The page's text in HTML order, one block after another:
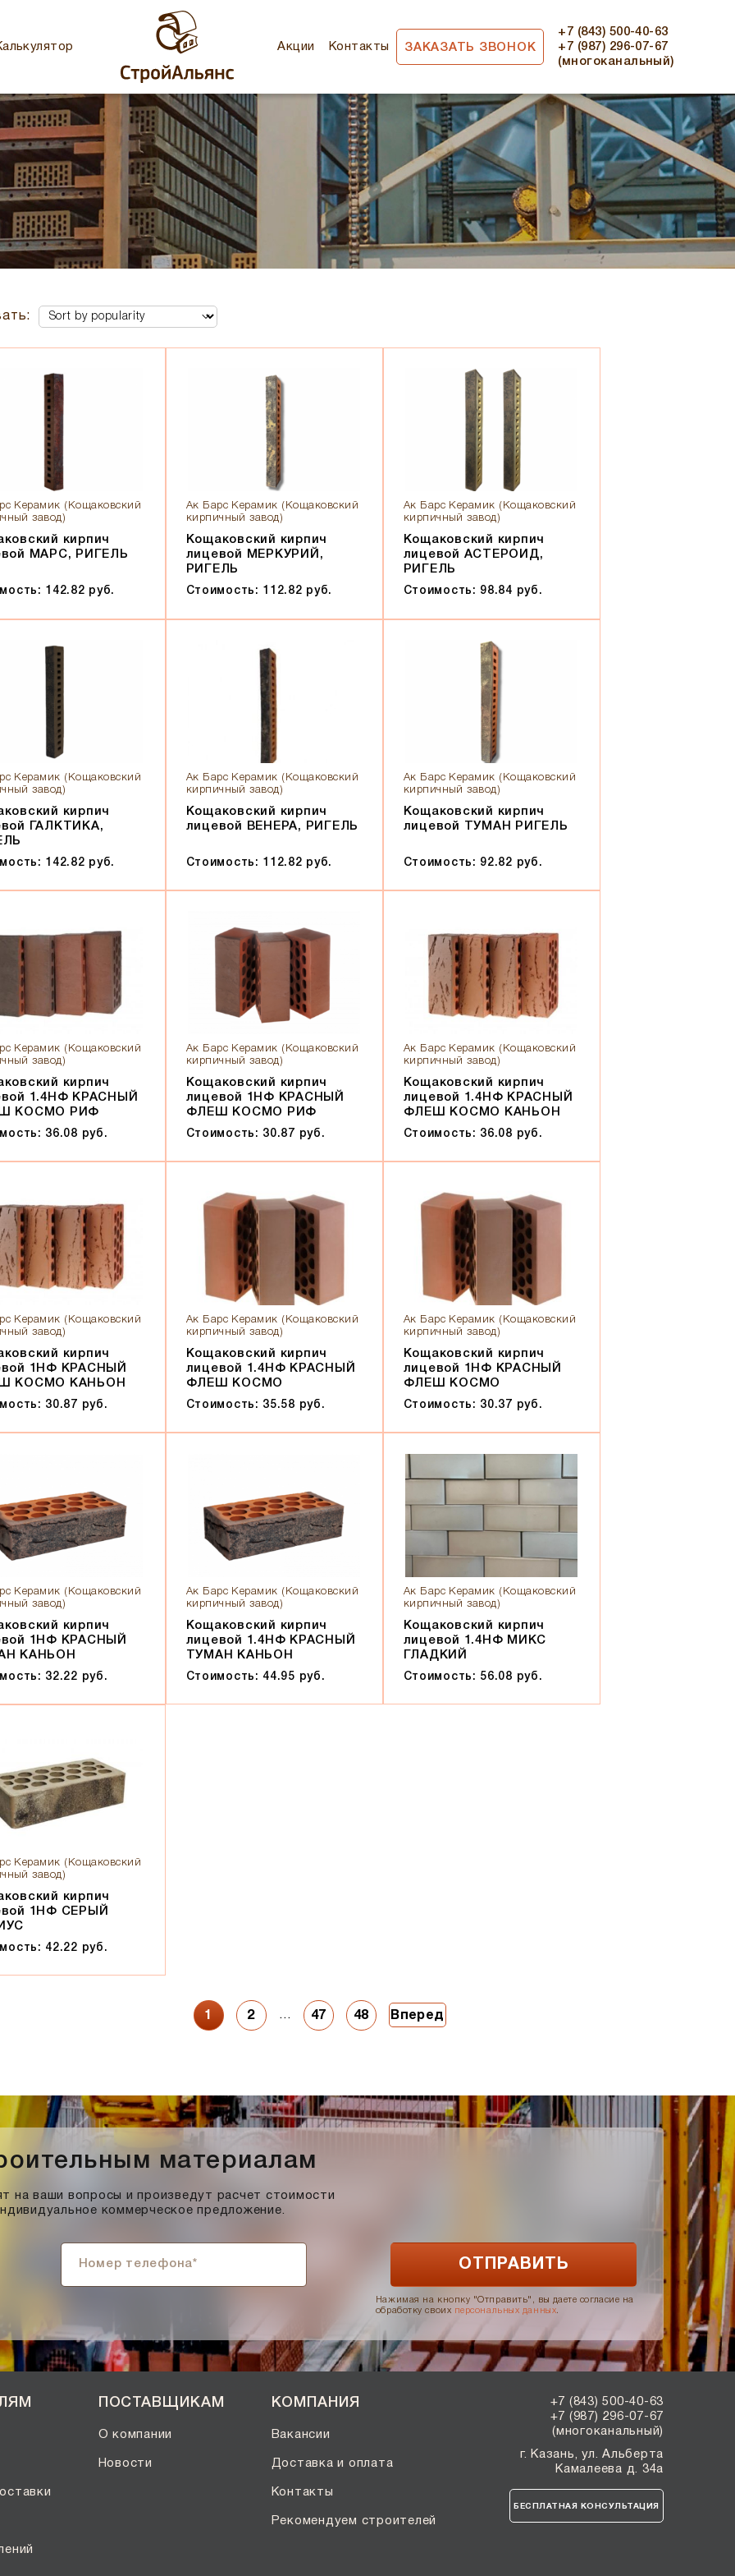
Акции Контакты ЗАКАЗАТЬ ЗВОНОК
+7 (843) 500-40-63
+7 (987) 296-07-67
(многоканальный)
Керамик (Кощаковский
завод)
кирпич
МАРС, РИГЕЛЬ
142.82 руб.
Ак Барс Керамик (Кощаковский
кирпичный завод)
Кощаковский кирпич
лицевой МЕРКУРИЙ,
РИГЕЛЬ
Стоимость: 112.82 руб.
Ак Барс Керамик (Кощаковский
кирпичный завод)
Кощаковский кирпич
лицевой АСТЕРОИД,
РИГЕЛЬ
Стоимость: 98.84 руб.
Керамик (Кощаковский
завод)
кирпич
ГАЛКТИКА,
142.82 руб.
Ак Барс Керамик (Кощаковский
кирпичный завод)
Кощаковский кирпич
лицевой ВЕНЕРА, РИГЕЛЬ
Стоимость: 112.82 руб.
Ак Барс Керамик (Кощаковский
кирпичный завод)
Кощаковский кирпич
лицевой ТУМАН РИГЕЛЬ
Стоимость: 92.82 руб.
Керамик (Кощаковский
завод)
кирпич
1.4НФ КРАСНЫЙ
КОСМО РИФ
36.08 руб.
Ак Барс Керамик (Кощаковский
кирпичный завод)
Кощаковский кирпич
лицевой 1НФ КРАСНЫЙ
ФЛЕШ КОСМО РИФ
Стоимость: 30.87 руб.
Ак Барс Керамик (Кощаковский
кирпичный завод)
Кощаковский кирпич
лицевой 1.4НФ КРАСНЫЙ
ФЛЕШ КОСМО КАНЬОН
Стоимость: 36.08 руб.
Керамик (Кощаковский
завод)
кирпич
1НФ КРАСНЫЙ
КОСМО КАНЬОН
30.87 руб.
Ак Барс Керамик (Кощаковский
кирпичный завод)
Кощаковский кирпич
лицевой 1.4НФ КРАСНЫЙ
ФЛЕШ КОСМО
Стоимость: 35.58 руб.
Ак Барс Керамик (Кощаковский
кирпичный завод)
Кощаковский кирпич
лицевой 1НФ КРАСНЫЙ
ФЛЕШ КОСМО
Стоимость: 30.37 руб.
Керамик (Кощаковский
завод)
кирпич
1НФ КРАСНЫЙ
КАНЬОН
32.22 руб.
Ак Барс Керамик (Кощаковский
кирпичный завод)
Кощаковский кирпич
лицевой 1.4НФ КРАСНЫЙ
ТУМАН КАНЬОН
Стоимость: 44.95 руб.
Ак Барс Керамик (Кощаковский
кирпичный завод)
Кощаковский кирпич
лицевой 1.4НФ МИКС
ГЛАДКИЙ
Стоимость: 56.08 руб.
Керамик (Кощаковский
завод)
кирпич
1НФ СЕРЫЙ
42.22 руб.
1 2 … 47 48 Вперед
материалам
на ваши вопросы и произведут расчет стоимости
коммерческое предложение.
Нажимая на кнопку "Отправить", вы даете согласие на
обработку своих персональных данных.
ПОСТАВЩИКАМ
О компании
Новости
КОМПАНИЯ
Вакансии
Доставка и оплата
Контакты
Рекомендуем строителей
+7 (843) 500-40-63
+7 (987) 296-07-67
(многоканальный)
г. Казань, ул. Альберта
Камалеева д. 34а
БЕСПЛАТНАЯ КОНСУЛЬТАЦИЯ